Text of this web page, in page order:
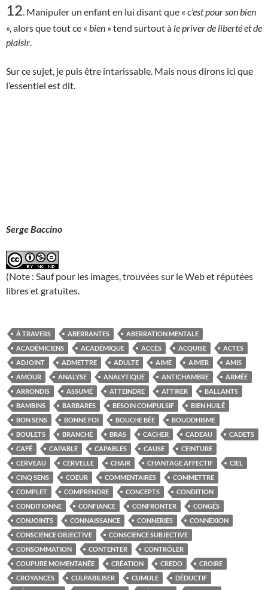
12 . Manipuler un enfant en lui disant que « c’estpour son bien
», alors que tout ce « bien » tend surtout à le priver de liberté et de
plaisir
Sur ce sujet, je puis être intarissable. Mais nous dirons ici que
l’essentiel est dit.
Serge Baccino
(Note : Sauf pour les images, trouvées sur le Web et réputées
libres et gratuites.
À TRAVERS ABERRANTES
ABERRATION MENTALE
ACADÉMICIENS
ACADÉMIQUE ACCÈS ACQUISE
ACTES
ADJOINT
ADMETTRE ADULTE AIME AIMER
AMIS
AMOUR
ANALYSE ANALYTIQUE ANTICHAMBRE
ARMÉE
ARRONDIS
ASSUMÉ ATTEINDRE ATTIRER
BALLANTS
BAMBINS
BARBARES BESOIN COMPULSIF
BIEN HUILÉ
BON SENS
BONNE FOI BOUCHE BÉE
BOUDDHISME
BOULETS
BRANCHÉ BRAS CACHER CADEAU
CADETS
CAFÉ
CAPABLE CAPABLES CAUSE
CEINTURE
CERVEAU
CERVELLE CHAIR CHANTAGE AFFECTIF
CIEL
CINQ SENS
COEUR COMMENTAIRES
COMMETTRE
COMPLET
COMPRENDRE CONCEPTS
CONDITION
CONDITIONNE
CONFIANCE CONFRONTER
CONGÉS
CONJOINTS
CONNAISSANCE CONNERIES
CONNEXION
CONSCIENCE OBJECTIVE
CONSCIENCE SUBJECTIVE
CONSOMMATION
CONTENTER
CONTRÔLER
COUPURE MOMENTANÉE
CRÉATION CREDO
CROIRE
CROYANCES
CULPABILISER CUMULE
DÉDUCTIF